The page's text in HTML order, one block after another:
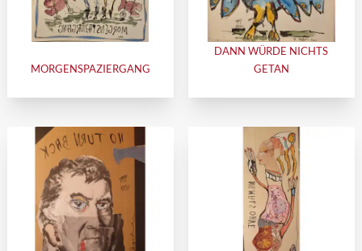
MORGENSPAZIERGANG
DANN WÜRDE NICHTS
GETAN